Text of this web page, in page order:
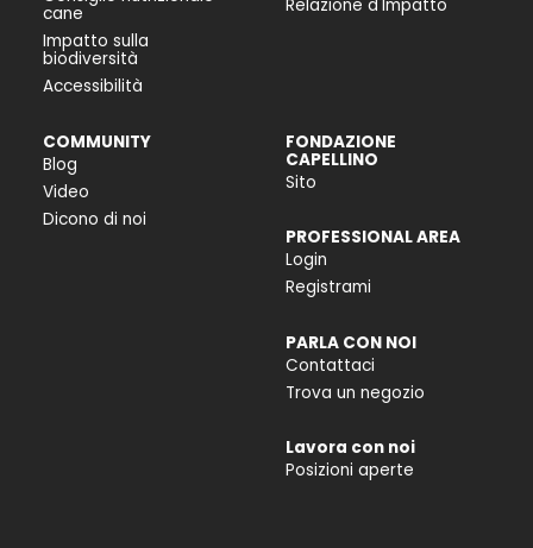
cane
Impatto sulla
biodiversità
Accessibilità
Relazione d'Impatto
COMMUNITY
Blog
Video
Dicono di noi
FONDAZIONE
CAPELLINO
Sito
PROFESSIONAL AREA
Login
Registrami
PARLA CON NOI
Contattaci
Trova un negozio
Lavora con noi
Posizioni aperte